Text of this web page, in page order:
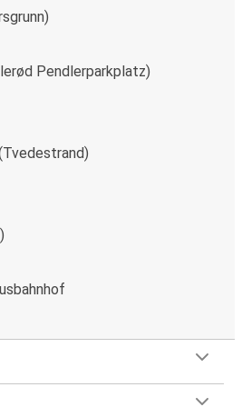
mit der FlixBus & FlixTrain
Hol Dir die App jetzt aus dem
Play.
ein Klacks sind.
mehr!
an einem Ort.
Pendlerparkplatz)